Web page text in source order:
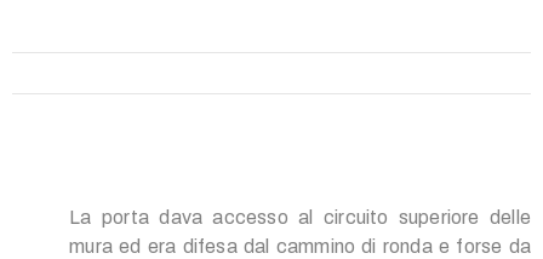
La porta dava accesso al circuito superiore delle
mura ed era difesa dal cammino di ronda e forse da